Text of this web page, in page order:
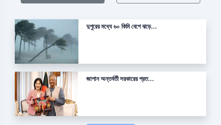
দুপুরের মধ্যে ৬০ কিমি বেগে ঝড়ে...
জাপান অন্তর্বর্তী সরকারের প্রত...